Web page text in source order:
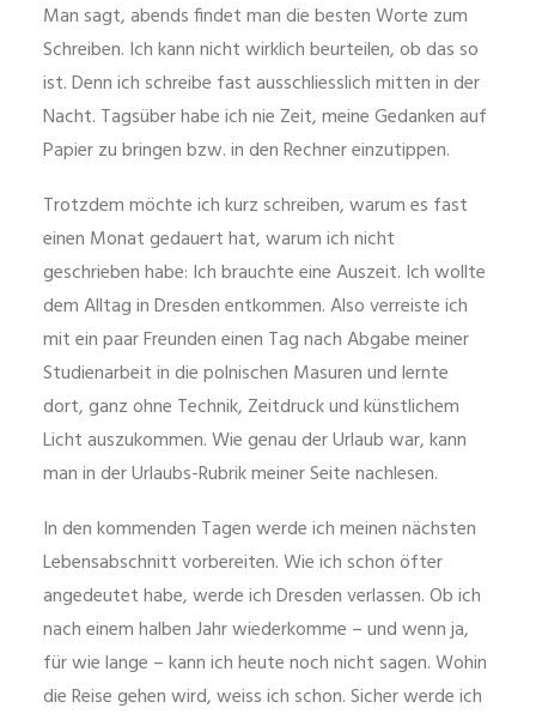
Man sagt, abends findet man die besten Worte zum
Schreiben. Ich kann nicht wirklich beurteilen, ob das so
ist. Denn ich schreibe fast ausschliesslich mitten in der
Nacht. Tagsüber habe ich nie Zeit, meine Gedanken auf
Papier zu bringen bzw. in den Rechner einzutippen.
Trotzdem möchte ich kurz schreiben, warum es fast
einen Monat gedauert hat, warum ich nicht
geschrieben habe: Ich brauchte eine Auszeit. Ich wollte
dem Alltag in Dresden entkommen. Also verreiste ich
mit ein paar Freunden einen Tag nach Abgabe meiner
Studienarbeit in die polnischen Masuren und lernte
dort, ganz ohne Technik, Zeitdruck und künstlichem
Licht auszukommen. Wie genau der Urlaub war, kann
man in der Urlaubs-Rubrik meiner Seite nachlesen.
In den kommenden Tagen werde ich meinen nächsten
Lebensabschnitt vorbereiten. Wie ich schon öfter
angedeutet habe, werde ich Dresden verlassen. Ob ich
nach einem halben Jahr wiederkomme – und wenn ja,
für wie lange – kann ich heute noch nicht sagen. Wohin
die Reise gehen wird, weiss ich schon. Sicher werde ich